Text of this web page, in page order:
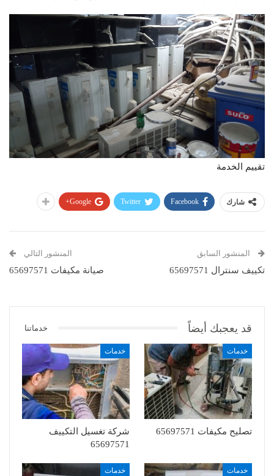
تقييم الخدمة
شارك Facebook
Twitter
Google+
المنشور السابق
تكييف سنترال 65697571
المنشور التالي
صيانة مكيفات 65697571
قد يعجبك أيضاً خدماتنا
خدمات
تصليح مكيفات 65697571
خدمات
شركة تغسيل التكييف
65697571
خدمات خدمات